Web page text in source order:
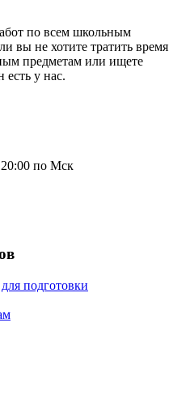
по всем школьным
вы не хотите тратить время
предметам или ищете
у нас.
20:00 по Мск
подготовки